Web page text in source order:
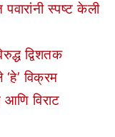
स्पष्ट केली
द्विशतक
विक्रम
विराट